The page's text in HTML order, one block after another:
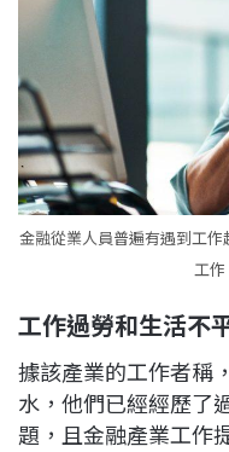
金融從業人員普遍有遇到工
工作
工作過勞和生活不
據該產業的工作者稱
水，他們已經經歷了
題，且金融產業工作